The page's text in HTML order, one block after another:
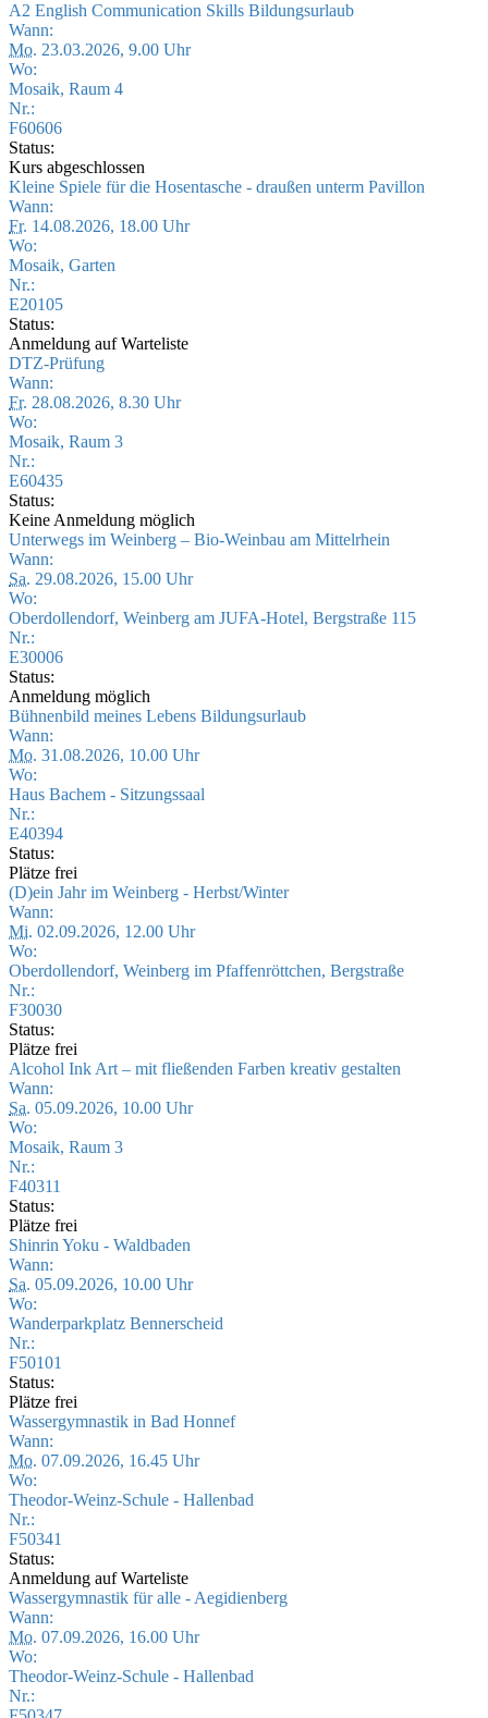
A2 English Communication Skills Bildungsurlaub
Wann:
Mo. 23.03.2026, 9.00 Uhr
Wo:
Mosaik, Raum 4
Nr.:
F60606
Status:
Kurs abgeschlossen
Kleine Spiele für die Hosentasche - draußen unterm Pavillon
Wann:
Fr. 14.08.2026, 18.00 Uhr
Wo:
Mosaik, Garten
Nr.:
E20105
Status:
Anmeldung auf Warteliste
DTZ-Prüfung
Wann:
Fr. 28.08.2026, 8.30 Uhr
Wo:
Mosaik, Raum 3
Nr.:
E60435
Status:
Keine Anmeldung möglich
Unterwegs im Weinberg – Bio-Weinbau am Mittelrhein
Wann:
Sa. 29.08.2026, 15.00 Uhr
Wo:
Oberdollendorf, Weinberg am JUFA-Hotel, Bergstraße 115
Nr.:
E30006
Status:
Anmeldung möglich
Bühnenbild meines Lebens Bildungsurlaub
Wann:
Mo. 31.08.2026, 10.00 Uhr
Wo:
Haus Bachem - Sitzungssaal
Nr.:
E40394
Status:
Plätze frei
(D)ein Jahr im Weinberg - Herbst/Winter
Wann:
Mi. 02.09.2026, 12.00 Uhr
Wo:
Oberdollendorf, Weinberg im Pfaffenröttchen, Bergstraße
Nr.:
F30030
Status:
Plätze frei
Alcohol Ink Art – mit fließenden Farben kreativ gestalten
Wann:
Sa. 05.09.2026, 10.00 Uhr
Wo:
Mosaik, Raum 3
Nr.:
F40311
Status:
Plätze frei
Shinrin Yoku - Waldbaden
Wann:
Sa. 05.09.2026, 10.00 Uhr
Wo:
Wanderparkplatz Bennerscheid
Nr.:
F50101
Status:
Plätze frei
Wassergymnastik in Bad Honnef
Wann:
Mo. 07.09.2026, 16.45 Uhr
Wo:
Theodor-Weinz-Schule - Hallenbad
Nr.:
F50341
Status:
Anmeldung auf Warteliste
Wassergymnastik für alle - Aegidienberg
Wann:
Mo. 07.09.2026, 16.00 Uhr
Wo:
Theodor-Weinz-Schule - Hallenbad
Nr.: